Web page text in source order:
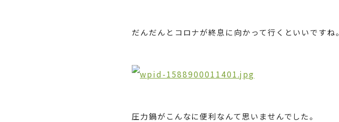
だんだんとコロナが終息に向かって行くといいですね。
圧力鍋がこんなに便利なんて思いませんでした。